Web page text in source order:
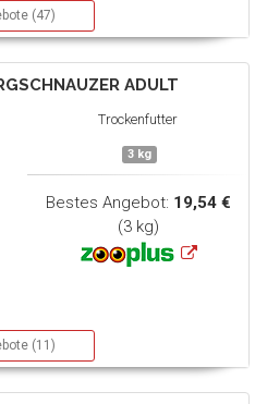
(47)
ADULT
Trockenfutter
3 kg
Bestes Angebot: 19,54 €
(3 kg)
(11)